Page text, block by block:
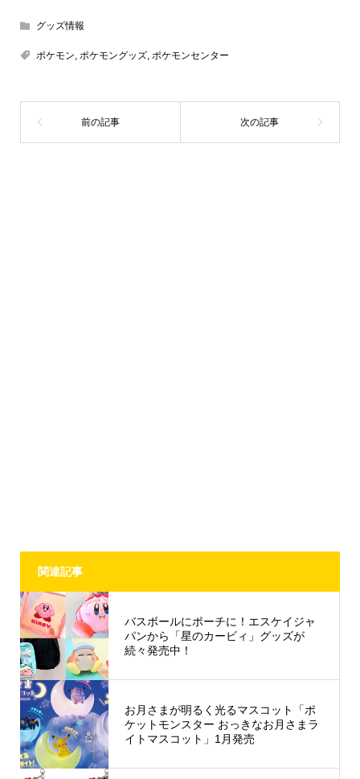
グッズ情報
ポケモン, ポケモングッズ, ポケモンセンター
関連記事
バスボールにポーチに！エスケイジャ
パンから「星のカービィ」グッズが
続々発売中！
お月さまが明るく光るマスコット「ポ
ケットモンスター おっきなお月さまラ
イトマスコット」1月発売